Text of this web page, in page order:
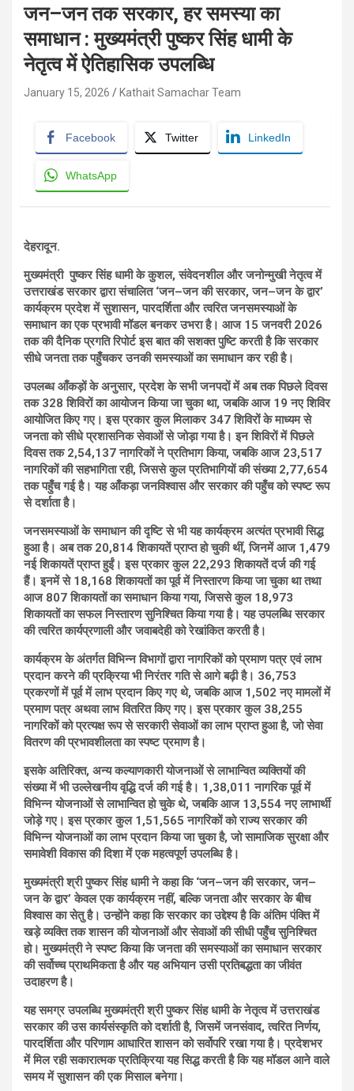
जन–जन तक सरकार, हर समस्या का
समाधान : मुख्यमंत्री पुष्कर सिंह धामी के
नेतृत्व में ऐतिहासिक उपलब्धि
January 15, 2026 Kathait Samachar Team
Facebook Twitter LinkedIn
WhatsApp
देहरादून.
मुख्यमंत्री पुष्कर सिंह धामी के कुशल, संवेदनशील और जनोन्मुखी नेतृत्व में
उत्तराखंड सरकार द्वारा संचालित ‘जन–जन की सरकार, जन–जन के द्वार’
कार्यक्रम प्रदेश में सुशासन, पारदर्शिता और त्वरित जनसमस्याओं के
समाधान का एक प्रभावी मॉडल बनकर उभरा है। आज 15 जनवरी 2026
तक की दैनिक प्रगति रिपोर्ट इस बात की सशक्त पुष्टि करती है कि सरकार
सीधे जनता तक पहुँचकर उनकी समस्याओं का समाधान कर रही है।
उपलब्ध आँकड़ों के अनुसार, प्रदेश के सभी जनपदों में अब तक पिछले दिवस
तक 328 शिविरों का आयोजन किया जा चुका था, जबकि आज 19 नए शिविर
आयोजित किए गए। इस प्रकार कुल मिलाकर 347 शिविरों के माध्यम से
जनता को सीधे प्रशासनिक सेवाओं से जोड़ा गया है। इन शिविरों में पिछले
दिवस तक 2,54,137 नागरिकों ने प्रतिभाग किया, जबकि आज 23,517
नागरिकों की सहभागिता रही, जिससे कुल प्रतिभागियों की संख्या 2,77,654
तक पहुँच गई है। यह आँकड़ा जनविश्वास और सरकार की पहुँच को स्पष्ट रूप
से दर्शाता है।
जनसमस्याओं के समाधान की दृष्टि से भी यह कार्यक्रम अत्यंत प्रभावी सिद्ध
हुआ है। अब तक 20,814 शिकायतें प्राप्त हो चुकी थीं, जिनमें आज 1,479
नई शिकायतें प्राप्त हुईं। इस प्रकार कुल 22,293 शिकायतें दर्ज की गई
हैं। इनमें से 18,168 शिकायतों का पूर्व में निस्तारण किया जा चुका था तथा
आज 807 शिकायतों का समाधान किया गया, जिससे कुल 18,973
शिकायतों का सफल निस्तारण सुनिश्चित किया गया है। यह उपलब्धि सरकार
की त्वरित कार्यप्रणाली और जवाबदेही को रेखांकित करती है।
कार्यक्रम के अंतर्गत विभिन्न विभागों द्वारा नागरिकों को प्रमाण पत्र एवं लाभ
प्रदान करने की प्रक्रिया भी निरंतर गति से आगे बढ़ी है। 36,753
प्रकरणों में पूर्व में लाभ प्रदान किए गए थे, जबकि आज 1,502 नए मामलों में
प्रमाण पत्र अथवा लाभ वितरित किए गए। इस प्रकार कुल 38,255
नागरिकों को प्रत्यक्ष रूप से सरकारी सेवाओं का लाभ प्राप्त हुआ है, जो सेवा
वितरण की प्रभावशीलता का स्पष्ट प्रमाण है।
इसके अतिरिक्त, अन्य कल्याणकारी योजनाओं से लाभान्वित व्यक्तियों की
संख्या में भी उल्लेखनीय वृद्धि दर्ज की गई है। 1,38,011 नागरिक पूर्व में
विभिन्न योजनाओं से लाभान्वित हो चुके थे, जबकि आज 13,554 नए लाभार्थी
जोड़े गए। इस प्रकार कुल 1,51,565 नागरिकों को राज्य सरकार की
विभिन्न योजनाओं का लाभ प्रदान किया जा चुका है, जो सामाजिक सुरक्षा और
समावेशी विकास की दिशा में एक महत्वपूर्ण उपलब्धि है।
मुख्यमंत्री श्री पुष्कर सिंह धामी ने कहा कि ‘जन–जन की सरकार, जन–
जन के द्वार’ केवल एक कार्यक्रम नहीं, बल्कि जनता और सरकार के बीच
विश्वास का सेतु है। उन्होंने कहा कि सरकार का उद्देश्य है कि अंतिम पंक्ति में
खड़े व्यक्ति तक शासन की योजनाओं और सेवाओं की सीधी पहुँच सुनिश्चित
हो। मुख्यमंत्री ने स्पष्ट किया कि जनता की समस्याओं का समाधान सरकार
की सर्वोच्च प्राथमिकता है और यह अभियान उसी प्रतिबद्धता का जीवंत
उदाहरण है।
यह समग्र उपलब्धि मुख्यमंत्री श्री पुष्कर सिंह धामी के नेतृत्व में उत्तराखंड
सरकार की उस कार्यसंस्कृति को दर्शाती है, जिसमें जनसंवाद, त्वरित निर्णय,
पारदर्शिता और परिणाम आधारित शासन को सर्वोपरि रखा गया है। प्रदेशभर
में मिल रही सकारात्मक प्रतिक्रिया यह सिद्ध करती है कि यह मॉडल आने वाले
समय में सुशासन की एक मिसाल बनेगा।